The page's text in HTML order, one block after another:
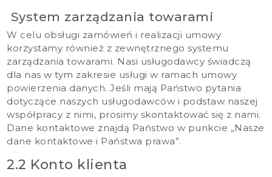
System zarządzania towarami
W celu obsługi zamówień i realizacji umowy
korzystamy również z zewnętrznego systemu
zarządzania towarami. Nasi usługodawcy świadczą
dla nas w tym zakresie usługi w ramach umowy
powierzenia danych. Jeśli mają Państwo pytania
dotyczące naszych usługodawców i podstaw naszej
współpracy z nimi, prosimy skontaktować się z nami.
Dane kontaktowe znajdą Państwo w punkcie „Nasze
dane kontaktowe i Państwa prawa”.
2.2 Konto klienta